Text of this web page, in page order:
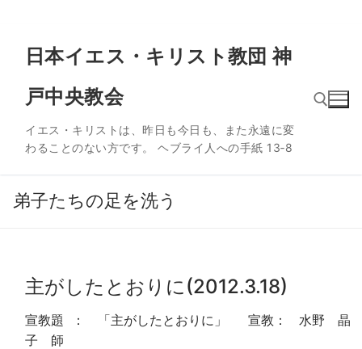
日本イエス・キリスト教団 神
戸中央教会
イエス・キリストは、昨日も今日も、また永遠に変
わることのない方です。 ヘブライ人への手紙 13‐8
弟子たちの足を洗う
主がしたとおりに(2012.3.18)
宣教題 ： 「主がしたとおりに」 宣教： 水野 晶
子 師